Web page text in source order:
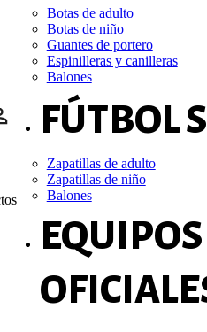
Botas de adulto
Botas de niño
Guantes de portero
Espinilleras y canilleras
Balones
FÚTBOL
Zapatillas de adulto
Zapatillas de niño
Balones
EQUIPOS